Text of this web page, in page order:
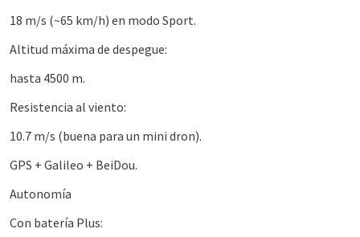
18 m/s (~65 km/h) en modo Sport.
Altitud máxima de despegue:
hasta 4500 m.
Resistencia al viento:
10.7 m/s (buena para un mini dron).
GPS + Galileo + BeiDou.
Autonomía
Con batería Plus: